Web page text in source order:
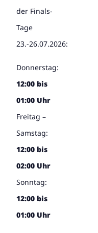
der Finals-
Tage
23.-26.07.2026:
Donnerstag:
12:00 bis
01:00 Uhr
Freitag –
Samstag:
12:00 bis
02:00 Uhr
Sonntag:
12:00 bis
01:00 Uhr